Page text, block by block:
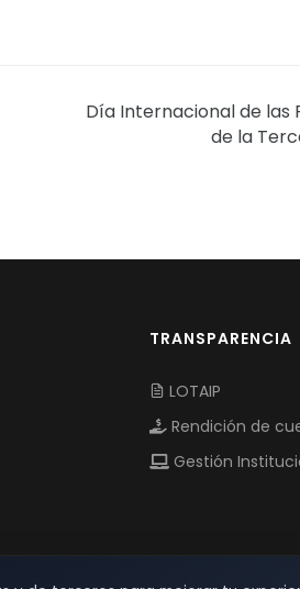
Día Internacional de las
de la
TRANSPARENCIA
LOTAIP
Rendición de
Gestión